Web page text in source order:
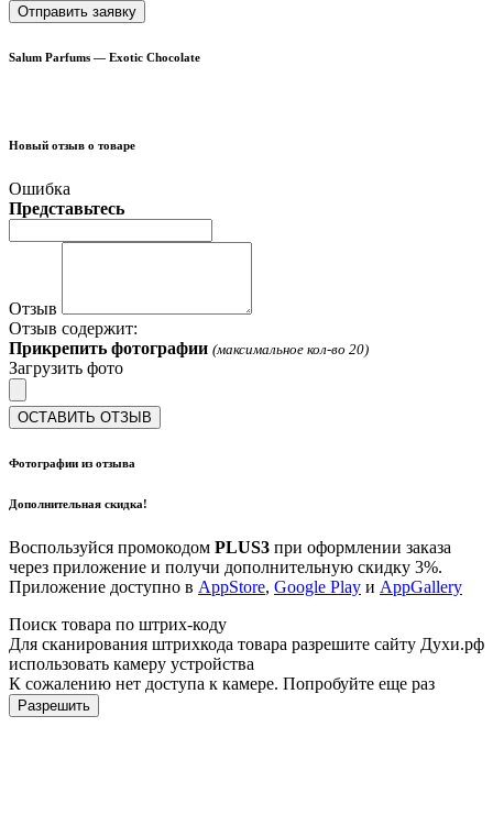
Отправить заявку
Salum Parfums — Exotic Chocolate
Новый отзыв о товаре
Ошибка
Представьтесь
Отзыв
Отзыв содержит:
Прикрепить фотографии (максимальное кол-во 20)
Загрузить фото
ОСТАВИТЬ ОТЗЫВ
Фотографии из отзыва
Дополнительная скидка!
Воспользуйся промокодом PLUS3 при оформлении заказа
через приложение и получи дополнительную скидку 3%.
Приложение доступно в AppStore, Google Play и AppGallery
Поиск товара по штрих-коду
Для сканирования штрихкода товара разрешите сайту Духи.рф
использовать камеру устройства
К сожалению нет доступа к камере. Попробуйте еще раз
Разрешить